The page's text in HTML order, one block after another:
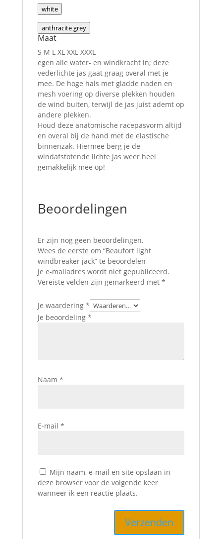
white
anthracite grey
Maat
S M L XL XXL XXXL
egen alle water- en windkracht in; deze
vederlichte jas gaat graag overal met je
mee. De hoge hals met gladde naden en
mesh voering op diverse plekken houden
de wind buiten, terwijl de jas juist ademt op
andere plekken.
Houd deze anatomische racepasvorm altijd
en overal bij de hand met de elastische
binnenzak. Hiermee berg je de
windafstotende lichte jas weer heel
gemakkelijk mee op!
Beoordelingen
Er zijn nog geen beoordelingen.
Wees de eerste om “Beaufort light
windbreaker jack” te beoordelen
Je e-mailadres wordt niet gepubliceerd.
Vereiste velden zijn gemarkeerd met *
Je waardering *
Je beoordeling *
Naam *
E-mail *
Mijn naam, e-mail en site opslaan in
deze browser voor de volgende keer
wanneer ik een reactie plaats.